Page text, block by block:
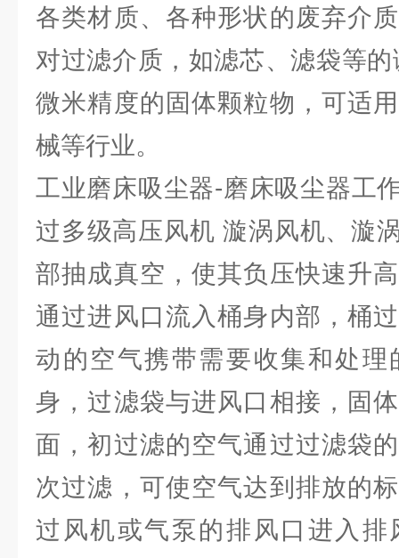
各类材质、各种形状的废弃介
对过滤介质，如滤芯、滤袋等
微米精度的固体颗粒物，可适
械等行业。
工业磨床吸尘器-磨床吸尘器工
过多级高压风机 漩涡风机、漩
部抽成真空，使其负压快速升
通过进风口流入桶身内部，桶
动的空气携带需要收集和处理
身，过滤袋与进风口相接，固
面，初过滤的空气通过过滤袋
次过滤，可使空气达到排放的
过风机或气泵的排风口进入排